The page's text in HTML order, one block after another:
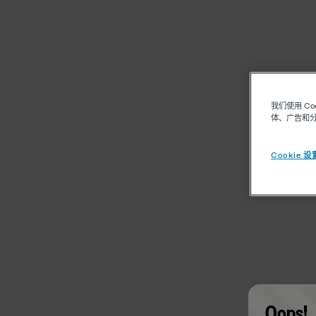
我们使用
体、广告和
Cookie 设